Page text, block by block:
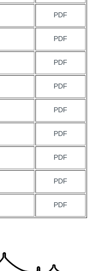
PDF
PDF
PDF
PDF
PDF
PDF
PDF
PDF
PDF